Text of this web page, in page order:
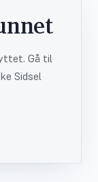
Gå til
Sidsel